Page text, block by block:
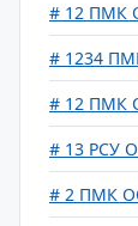
# 12 ПМК
# 1234
# 12 ПМК
# 13 РСУ
# 2 ПМК